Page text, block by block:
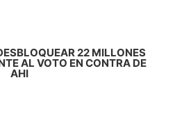
22 MILLONES
AL VOTO EN CONTRA DE
AHI